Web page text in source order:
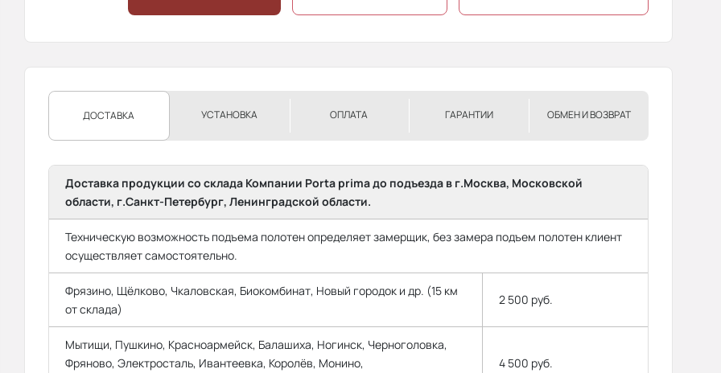
ДОСТАВКА УСТАНОВКА ОПЛАТА ГАРАНТИИ ОБМЕН И ВОЗВРАТ
Доставка продукции со склада Компании Porta prima до подъезда в г.Москва, Московской
области, г.Санкт-Петербург, Ленинградской области.
Техническую возможность подъема полотен определяет замерщик, без замера подъем полотен клиент
осуществляет самостоятельно.
Фрязино, Щёлково, Чкаловская, Биокомбинат, Новый городок и др. (15 км
от склада)
2 500 руб.
Мытищи, Пушкино, Красноармейск, Балашиха, Ногинск, Черноголовка,
Фряново, Электросталь, Ивантеевка, Королёв, Монино,
4 500 руб.